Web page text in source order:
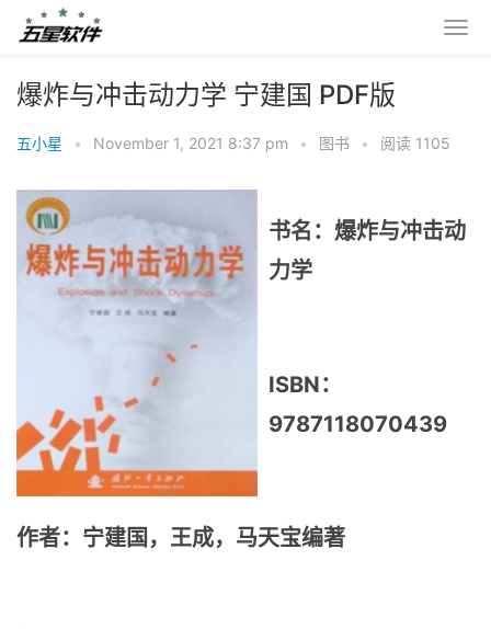
爆炸与冲击动力学 宁建国 PDF版
五小星 • November 1, 2021 8:37 pm • 图书 • 阅读 1105
书名：爆炸与冲击动
力学
ISBN：
9787118070439
作者： 宁建国，王成，马天宝编著